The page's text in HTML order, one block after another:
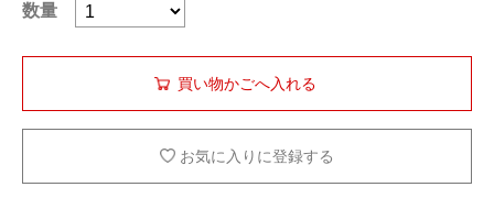
数量
お気に入りに登録する